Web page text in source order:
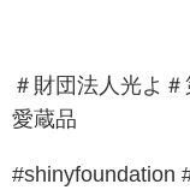
＃財団法人光よ
愛蔵品
#shinyfoundation